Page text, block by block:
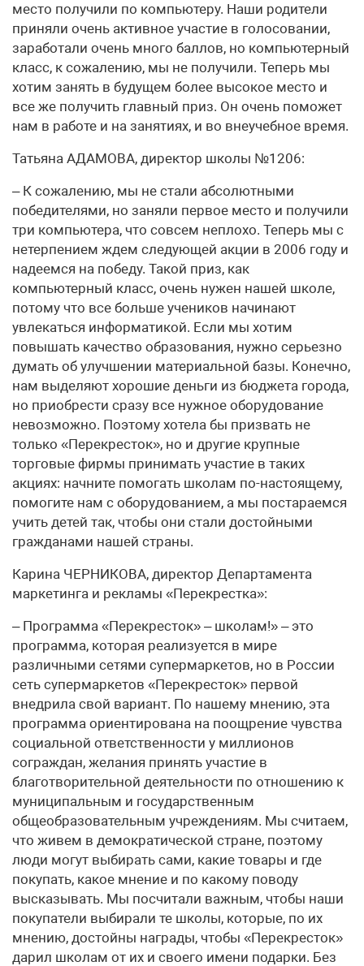
место получили по компьютеру. Наши родители
приняли очень активное участие в голосовании,
заработали очень много баллов, но компьютерный
класс, к сожалению, мы не получили. Теперь мы
хотим занять в будущем более высокое место и
все же получить главный приз. Он очень поможет
нам в работе и на занятиях, и во внеучебное время.
Татьяна АДАМОВА, директор школы №1206:
– К сожалению, мы не стали абсолютными
победителями, но заняли первое место и получили
три компьютера, что совсем неплохо. Теперь мы с
нетерпением ждем следующей акции в 2006 году и
надеемся на победу. Такой приз, как
компьютерный класс, очень нужен нашей школе,
потому что все больше учеников начинают
увлекаться информатикой. Если мы хотим
повышать качество образования, нужно серьезно
думать об улучшении материальной базы. Конечно,
нам выделяют хорошие деньги из бюджета города,
но приобрести сразу все нужное оборудование
невозможно. Поэтому хотела бы призвать не
только «Перекресток», но и другие крупные
торговые фирмы принимать участие в таких
акциях: начните помогать школам по-настоящему,
помогите нам с оборудованием, а мы постараемся
учить детей так, чтобы они стали достойными
гражданами нашей страны.
Карина ЧЕРНИКОВА, директор Департамента
маркетинга и рекламы «Перекрестка»:
– Программа «Перекресток» – школам!» – это
программа, которая реализуется в мире
различными сетями супермаркетов, но в России
сеть супермаркетов «Перекресток» первой
внедрила свой вариант. По нашему мнению, эта
программа ориентирована на поощрение чувства
социальной ответственности у миллионов
сограждан, желания принять участие в
благотворительной деятельности по отношению к
муниципальным и государственным
общеобразовательным учреждениям. Мы считаем,
что живем в демократической стране, поэтому
люди могут выбирать сами, какие товары и где
покупать, какое мнение и по какому поводу
высказывать. Мы посчитали важным, чтобы наши
покупатели выбирали те школы, которые, по их
мнению, достойны награды, чтобы «Перекресток»
дарил школам от их и своего имени подарки. Без